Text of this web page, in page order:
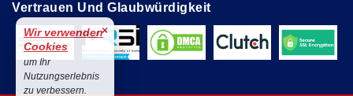
Vertrauen Und Glaubwürdigkeit
Wir verwenden
Cookies
×
um Ihr
Nutzungserlebnis
zu verbessern.